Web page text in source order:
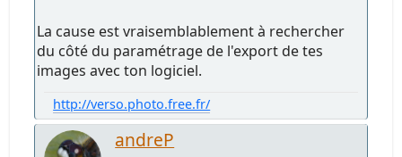
La cause est vraisemblablement à rechercher
du côté du paramétrage de l'export de tes
images avec ton logiciel.
http://verso.photo.free.fr/
andreP